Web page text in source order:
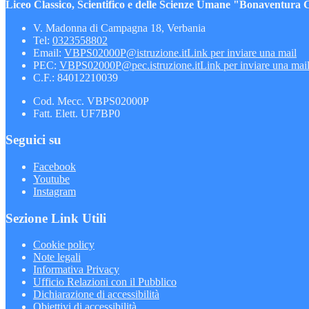
Liceo Classico, Scientifico e delle Scienze Umane "Bonaventura
V. Madonna di Campagna 18, Verbania
Tel: 0323558802
Email: VBPS02000P@istruzione.itLink per inviare una mail
PEC: VBPS02000P@pec.istruzione.itLink per inviare una mail
C.F.: 84012210039
Cod. Mecc. VBPS02000P
Fatt. Elett. UF7BP0
Seguici su
Facebook
Youtube
Instagram
Sezione Link Utili
Cookie policy
Note legali
Informativa Privacy
Ufficio Relazioni con il Pubblico
Dichiarazione di accessibilità